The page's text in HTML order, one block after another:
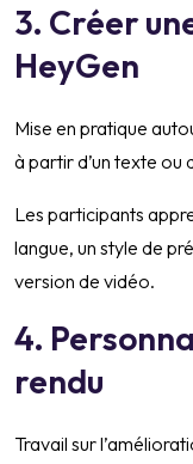
3. Créer
HeyGen
Mise en pratique
à partir d’un texte ou
Les participants
langue, un style de
version de vidéo.
4.
rendu
Travail sur